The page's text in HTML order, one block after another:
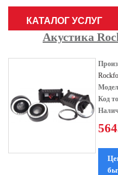
ТОНИРОВАНИЕ / БРОНИРОВАНИЕ
КАТАЛОГ УСЛУГ
Акустика
Код